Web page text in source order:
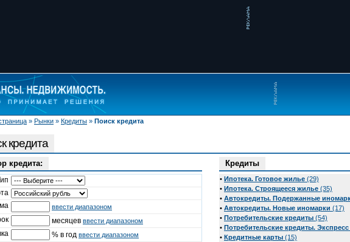
» Рынки » Кредиты » Поиск кредита
кредита
кредита:
ввести диапазоном
месяцев ввести диапазоном
% в год ввести диапазоном
Кредиты
• Ипотека. Готовое жилье (29)
• Ипотека. Строящееся жилье (35)
• Автокредиты. Подержанные
• Автокредиты. Новые иномарки (17)
• Потребительские кредиты (54)
• Потребительские кредиты. Экспресс
• Кредитные карты (15)